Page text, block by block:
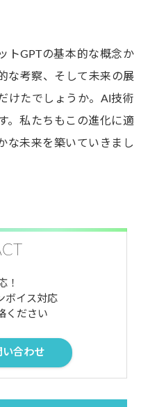
トGPTの基本的な概念か
な考察、そして未来の展
けたでしょうか。AI技術
。私たちもこの進化に適
な未来を築いていきまし
！
ボイス対応
ください
い合わせ